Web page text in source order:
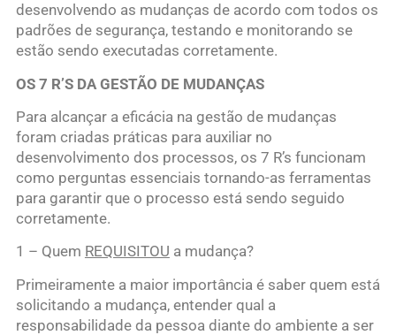
desenvolvendo as mudanças de acordo com todos os
padrões de segurança, testando e monitorando se
estão sendo executadas corretamente.
OS 7 R’S DA GESTÃO DE MUDANÇAS
Para alcançar a eficácia na gestão de mudanças
foram criadas práticas para auxiliar no
desenvolvimento dos processos, os 7 R’s funcionam
como perguntas essenciais tornando-as ferramentas
para garantir que o processo está sendo seguido
corretamente.
1 – Quem REQUISITOU a mudança?
Primeiramente a maior importância é saber quem está
solicitando a mudança, entender qual a
responsabilidade da pessoa diante do ambiente a ser